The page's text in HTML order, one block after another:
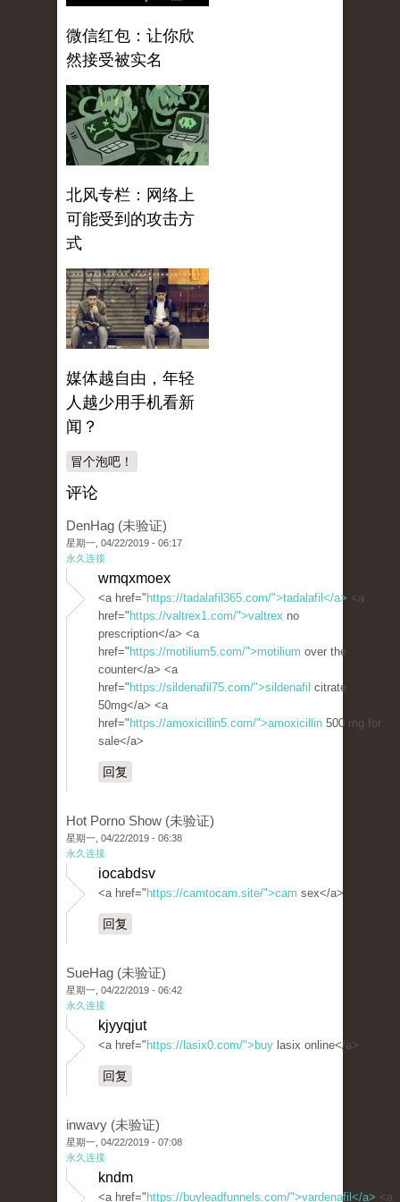
微信红包：让你欣
然接受被实名
北风专栏：网络上
可能受到的攻击方
式
媒体越自由，年轻
人越少用手机看新
闻？
冒个泡吧！
评论
DenHag (未验证)
星期一, 04/22/2019 - 06:17
永久连接
wmqxmoex
<a href=" https://tadalafil365.com/">tadalafil</a> <a
href=" https://valtrex1.com/">valtrex no
prescription</a> <a
href=" https://motilium5.com/">motilium over the
counter</a> <a
href=" https://sildenafil75.com/">sildenafil citrate
50mg</a> <a
href=" https://amoxicillin5.com/">amoxicillin 500 mg for
sale</a>
回复
Hot Porno Show (未验证)
星期一, 04/22/2019 - 06:38
永久连接
iocabdsv
<a href=" https://camtocam.site/">cam sex</a>
回复
SueHag (未验证)
星期一, 04/22/2019 - 06:42
永久连接
kjyyqjut
<a href=" https://lasix0.com/">buy lasix online</a>
回复
inwavy (未验证)
星期一, 04/22/2019 - 07:08
永久连接
kndm
<a href=" https://buyleadfunnels.com/">vardenafil</a> <a